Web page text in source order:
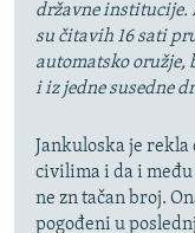
državne institucije.
su čitavih 16 sati
automatsko oružje,
i iz jedne susedne
Jankuloska je
civilima i da i
ne zn tačan broj.
pogođeni u